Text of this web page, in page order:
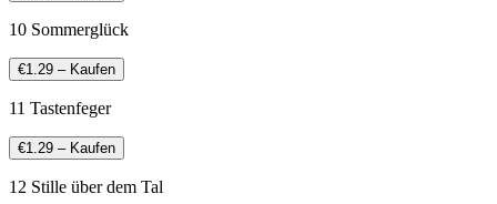
10 Sommerglück
€1.29 – Kaufen
11 Tastenfeger
€1.29 – Kaufen
12 Stille über dem Tal